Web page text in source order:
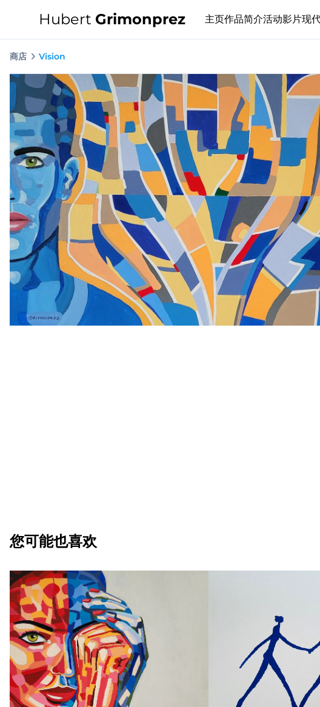
Hubert Grimonprez 主页作品简介活动影片现
商店 Vision
您可能也喜欢